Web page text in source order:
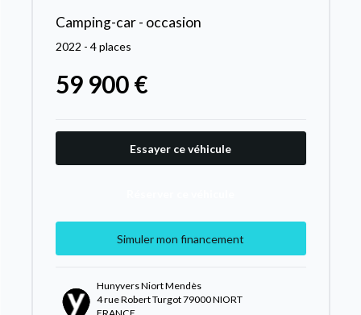
Camping-car - occasion
2022 - 4 places
59 900 €
Essayer ce véhicule
Simuler mon financement
Hunyvers Niort Mendès
4 rue Robert Turgot 79000 NIORT